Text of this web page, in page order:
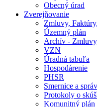
Obecný úrad
Zverejňovanie
Zmluvy,
Územný plán
Archív -
VZN
Úradná tabuľa
Hospodárenie
PHSR
Smernice a
Protokoly o
Komunitný plán